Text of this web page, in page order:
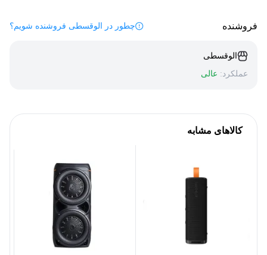
فروشنده چطور در الوقسطی فروشنده شویم؟
الوقسطی
عملکرد: عالی
کالاهای مشابه